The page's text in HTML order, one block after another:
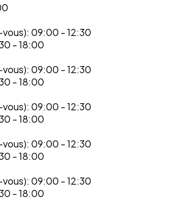
09:00 - 12:30
- 18:00
09:00 - 12:30
- 18:00
09:00 - 12:30
- 18:00
09:00 - 12:30
- 18:00
09:00 - 12:30
- 18:00